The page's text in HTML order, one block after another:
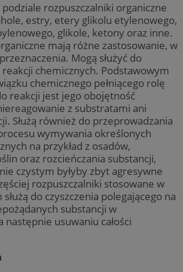
rozpuszczalniki organiczne
estry, etery glikolu etylenowego,
glikole, ketony oraz inne.
mają różne zastosowanie, w
Mogą służyć do
chemicznych. Podstawowym
chemicznego pełniącego rolę
reakcji jest jego obojętność
z substratami ani
Służą również do przeprowadzania
wymywania określonych
na przykład z osadów,
oraz rozcieńczania substancji,
czystym byłyby zbyt agresywne
rozpuszczalniki stosowane w
do czyszczenia polegającego na
substancji w
następnie usuwaniu całości